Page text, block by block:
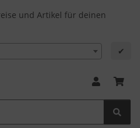
und Artikel für deinen
✔